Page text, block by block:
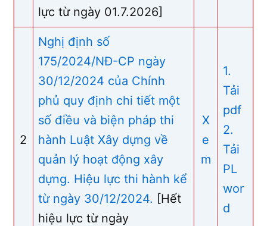
lực từ ngày 01.7.2026]
2
Nghị định số
175/2024/NĐ-CP ngày
30/12/2024 của Chính
phủ quy định chi tiết một
số điều và biện pháp thi
hành Luật Xây dựng về
quản lý hoạt động xây
dựng. Hiệu lực thi hành kể
từ ngày 30/12/2024. [Hết
hiệu lực từ ngày
X
e
m
1.
Tải
pdf
2.
Tải
PL
wor
d